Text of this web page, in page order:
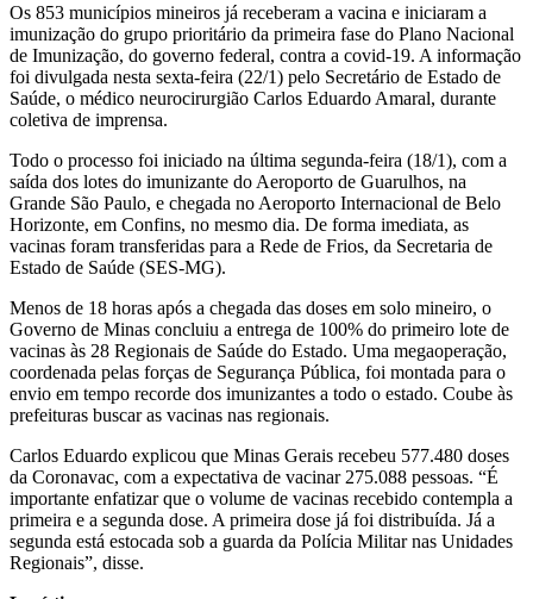
Os 853 municípios mineiros já receberam a vacina e iniciaram a
imunização do grupo prioritário da primeira fase do Plano Nacional
de Imunização, do governo federal, contra a covid-19. A informação
foi divulgada nesta sexta-feira (22/1) pelo Secretário de Estado de
Saúde, o médico neurocirurgião Carlos Eduardo Amaral, durante
coletiva de imprensa.
Todo o processo foi iniciado na última segunda-feira (18/1), com a
saída dos lotes do imunizante do Aeroporto de Guarulhos, na
Grande São Paulo, e chegada no Aeroporto Internacional de Belo
Horizonte, em Confins, no mesmo dia. De forma imediata, as
vacinas foram transferidas para a Rede de Frios, da Secretaria de
Estado de Saúde (SES-MG).
Menos de 18 horas após a chegada das doses em solo mineiro, o
Governo de Minas concluiu a entrega de 100% do primeiro lote de
vacinas às 28 Regionais de Saúde do Estado. Uma megaoperação,
coordenada pelas forças de Segurança Pública, foi montada para o
envio em tempo recorde dos imunizantes a todo o estado. Coube às
prefeituras buscar as vacinas nas regionais.
Carlos Eduardo explicou que Minas Gerais recebeu 577.480 doses
da Coronavac, com a expectativa de vacinar 275.088 pessoas. “É
importante enfatizar que o volume de vacinas recebido contempla a
primeira e a segunda dose. A primeira dose já foi distribuída. Já a
segunda está estocada sob a guarda da Polícia Militar nas Unidades
Regionais”, disse.